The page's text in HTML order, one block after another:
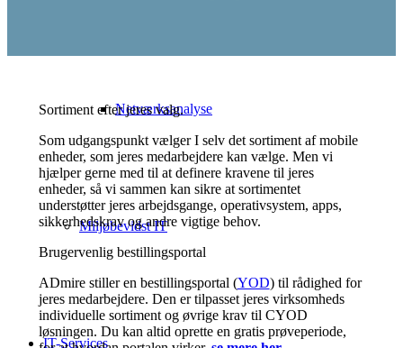
Netværksanalyse
Miljøbevidst IT
IT-Services
Sortiment efter jeres valg.
Som udgangspunkt vælger I selv det sortiment af mobile
enheder, som jeres medarbejdere kan vælge. Men vi
hjælper gerne med til at definere kravene til jeres
enheder, så vi sammen kan sikre at sortimentet
understøtter jeres arbejdsgange, operativsystem, apps,
sikkerhedskrav og andre vigtige behov.
Brugervenlig bestillingsportal
ADmire stiller en bestillingsportal (YOD) til rådighed for
jeres medarbejdere. Den er tilpasset jeres virksomheds
individuelle sortiment og øvrige krav til CYOD
løsningen. Du kan altid oprette en gratis prøveperiode,